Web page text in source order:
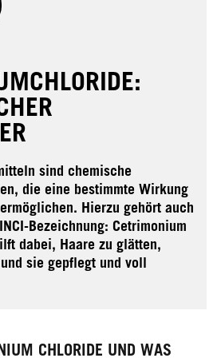
sind chemische
die eine bestimmte Wirkung
Hierzu gehört auch
Bezeichnung: Cetrimonium
dabei, Haare zu glätten,
sie gepflegt und voll
CHLORIDE UND WAS